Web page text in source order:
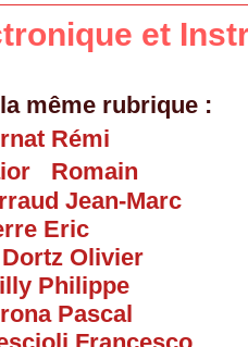
et
même rubrique :
Rémi
Romain
Jean-Marc
Eric
Olivier
Philippe
Pascal